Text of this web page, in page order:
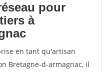
pour
à
en tant qu'artisan
Bretagne-d-armagnac, il